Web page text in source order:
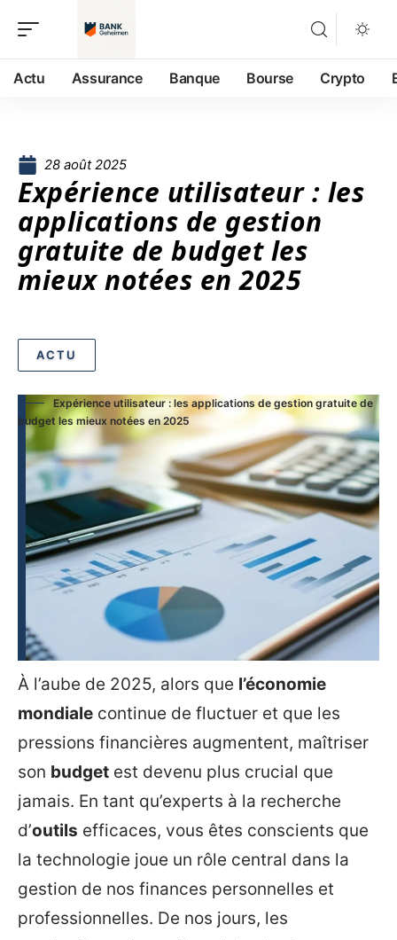
Actu Assurance Banque Bourse Crypto
28 août 2025
Expérience utilisateur : les
applications de gestion
gratuite de budget les
mieux notées en 2025
ACTU
Expérience utilisateur : les applications de gestion gratuite de
budget les mieux notées en 2025
À l’aube de 2025, alors que l’économie
mondiale continue de fluctuer et que les
pressions financières augmentent, maîtriser
son budget est devenu plus crucial que
jamais. En tant qu’experts à la recherche
d’outils efficaces, vous êtes conscients que
la technologie joue un rôle central dans la
gestion de nos finances personnelles et
professionnelles. De nos jours, les